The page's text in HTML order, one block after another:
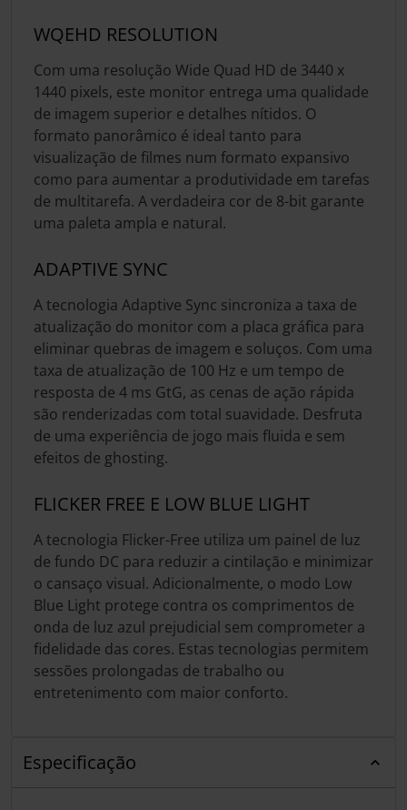
WQEHD RESOLUTION
Com uma resolução Wide Quad HD de 3440 x
1440 pixels, este monitor entrega uma qualidade
de imagem superior e detalhes nítidos. O
formato panorâmico é ideal tanto para
visualização de filmes num formato expansivo
como para aumentar a produtividade em tarefas
de multitarefa. A verdadeira cor de 8-bit garante
uma paleta ampla e natural.
ADAPTIVE SYNC
A tecnologia Adaptive Sync sincroniza a taxa de
atualização do monitor com a placa gráfica para
eliminar quebras de imagem e soluços. Com uma
taxa de atualização de 100 Hz e um tempo de
resposta de 4 ms GtG, as cenas de ação rápida
são renderizadas com total suavidade. Desfruta
de uma experiência de jogo mais fluida e sem
efeitos de ghosting.
FLICKER FREE E LOW BLUE LIGHT
A tecnologia Flicker-Free utiliza um painel de luz
de fundo DC para reduzir a cintilação e minimizar
o cansaço visual. Adicionalmente, o modo Low
Blue Light protege contra os comprimentos de
onda de luz azul prejudicial sem comprometer a
fidelidade das cores. Estas tecnologias permitem
sessões prolongadas de trabalho ou
entretenimento com maior conforto.
Especificação